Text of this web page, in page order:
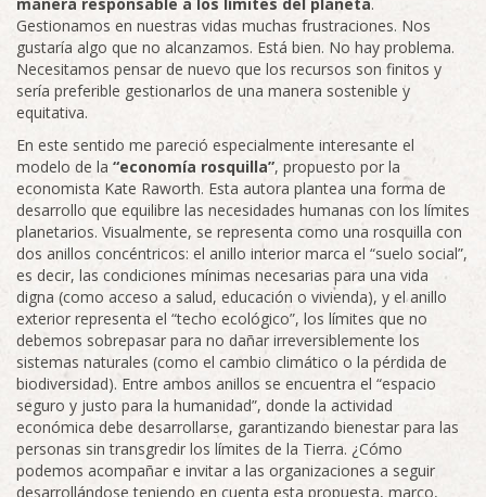
manera responsable a los límites del planeta.
Gestionamos en nuestras vidas muchas frustraciones. Nos
gustaría algo que no alcanzamos. Está bien. No hay problema.
Necesitamos pensar de nuevo que los recursos son finitos y
sería preferible gestionarlos de una manera sostenible y
equitativa.
En este sentido me pareció especialmente interesante el
modelo de la “economía rosquilla”, propuesto por la
economista Kate Raworth. Esta autora plantea una forma de
desarrollo que equilibre las necesidades humanas con los límites
planetarios. Visualmente, se representa como una rosquilla con
dos anillos concéntricos: el anillo interior marca el “suelo social”,
es decir, las condiciones mínimas necesarias para una vida
digna (como acceso a salud, educación o vivienda), y el anillo
exterior representa el “techo ecológico”, los límites que no
debemos sobrepasar para no dañar irreversiblemente los
sistemas naturales (como el cambio climático o la pérdida de
biodiversidad). Entre ambos anillos se encuentra el “espacio
seguro y justo para la humanidad”, donde la actividad
económica debe desarrollarse, garantizando bienestar para las
personas sin transgredir los límites de la Tierra. ¿Cómo
podemos acompañar e invitar a las organizaciones a seguir
desarrollándose teniendo en cuenta esta propuesta, marco,